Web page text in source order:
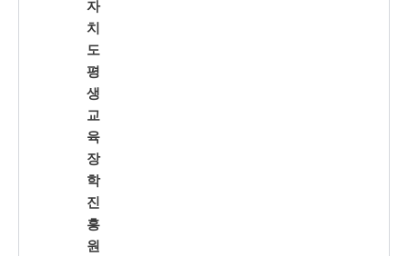
자
치
도
평
생
교
육
장
학
진
흥
원